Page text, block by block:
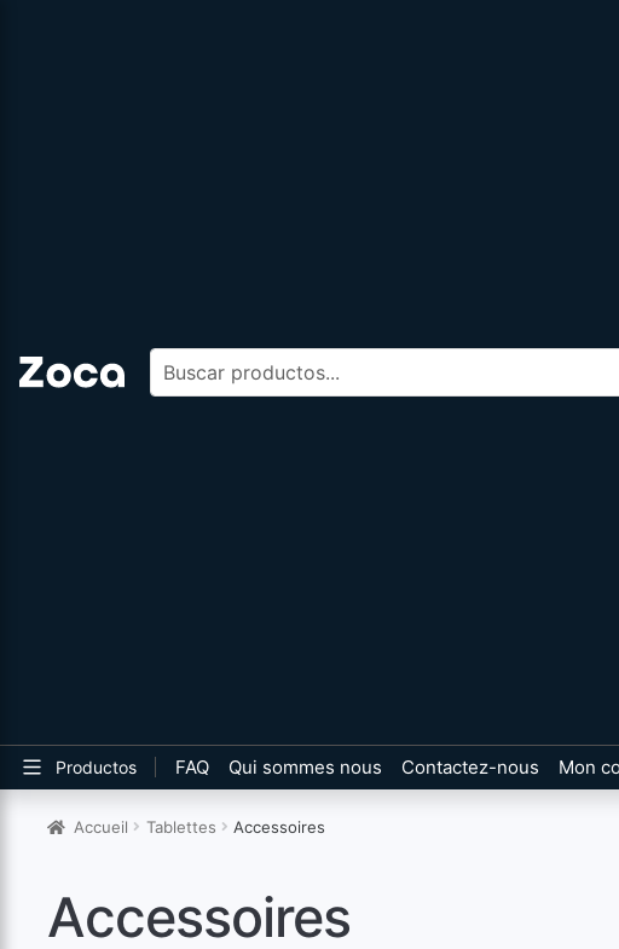
Buscar productos
Productos FAQ Qui sommes nous Contactez-nous Mon
Accueil Tablettes Accessoires
Accessoires